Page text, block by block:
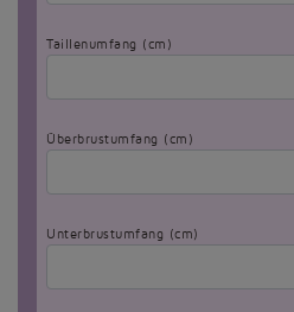
Taillenumfang (cm)
Überbrustumfang (cm)
Unterbrustumfang (cm)